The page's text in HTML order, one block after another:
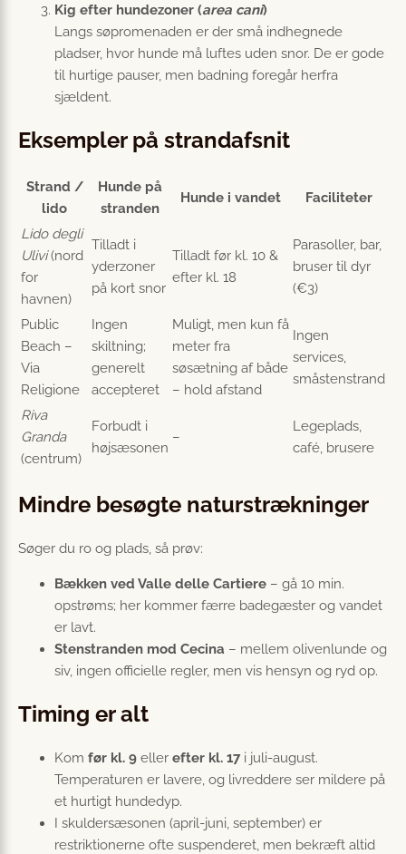
Kig efter hundezoner (area cani)
Langs søpromenaden er der små indhegnede
pladser, hvor hunde må luftes uden snor. De er gode
til hurtige pauser, men badning foregår herfra
sjældent.
Eksempler på strandafsnit
Strand /
lido
Hunde på
stranden
Hunde i vandet Faciliteter
Lido degli
Ulivi(nord
for
havnen)
Tilladt i
yderzoner
på kort snor
Tilladt før kl. 10 &
efter kl. 18
Parasoller, bar,
bruser til dyr
(€3)
Public
Beach –
Via
Religione
Ingen
skiltning;
generelt
accepteret
Muligt, men kun få
meter fra
søsætning af både
– hold afstand
Ingen
services,
småstenstrand
Riva
Granda
(centrum)
Forbudt i
højsæsonen
–
Legeplads,
café, brusere
Mindre besøgte naturstrækninger
Søger du ro og plads, så prøv:
Bækken ved Valle delle Cartiere – gå 10 min.
opstrøms; her kommer færre badegæster og vandet
er lavt.
Stenstranden mod Cecina – mellem olivenlunde og
siv, ingen officielle regler, men vis hensyn og ryd op.
Timing er alt
Kom før kl. 9 eller efter kl. 17i juli-august.
Temperaturen er lavere, og livreddere ser mildere på
et hurtigt hundedyp.
I skuldersæsonen (april-juni, september) er
restriktionerne ofte suspenderet, men bekræft altid